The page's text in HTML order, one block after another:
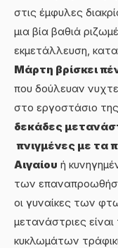
στις έμφυλες
μια βία βαθιά
εκμετάλλευση,
Μάρτη βρίσκει
που δούλευαν
στο εργοστάσιο
δεκάδες
πνιγμένες με τα
Αιγαίου ή
των
οι γυναίκες των
μετανάστριες
κυκλωμάτων